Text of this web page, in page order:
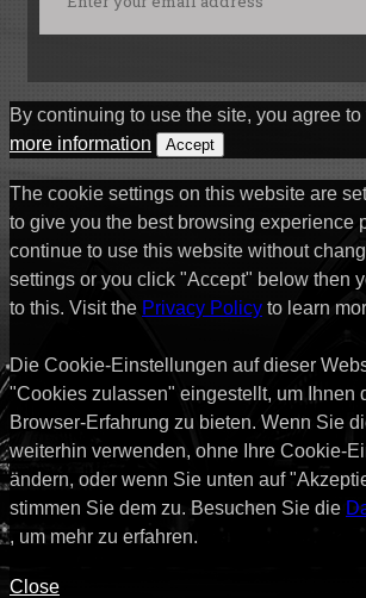
By continuing to use the site, you agree
more information
Accept
The cookie settings on this website are
to give you the best browsing experience
continue to use this website without
settings or you click "Accept" below then
to this. Visit the Privacy Policy to learn
Die Cookie-Einstellungen auf dieser
"Cookies zulassen" eingestellt, um Ihnen
Browser-Erfahrung zu bieten. Wenn Sie
weiterhin verwenden, ohne Ihre Cookie-
ändern, oder wenn Sie unten auf
stimmen Sie dem zu. Besuchen Sie die
, um mehr zu erfahren.
Close